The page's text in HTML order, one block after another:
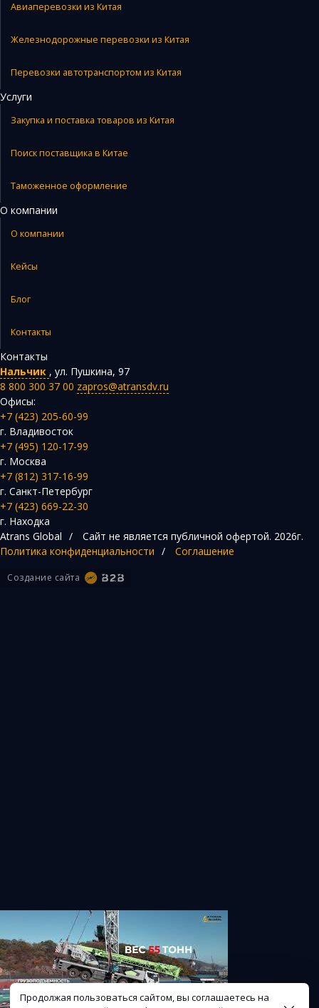
Авиаперевозки из Китая
Железнодорожные перевозки из Китая
Перевозки автотранспортом из Китая
Услуги
Закупка и поставка товаров из Китая
Поиск поставщика в Китае
Таможенное оформление
О компании
О компании
Кейсы
Блог
Контакты
Контакты
Нальчик , ул. Пушкина, 97
8 800 300 37 00 zapros@atransdv.ru
Офисы:
+7 (423) 205-60-99
г. Владивосток
+7 (495) 120-17-99
г. Москва
+7 (812) 317-16-99
г. Санкт-Петербург
+7 (423) 669-22-30
г. Находка
Atrans Global / Сайт не является публичной офертой. 2026г.
Политика конфиденциальности / Соглашение
Создание сайта
Продолжая пользоваться сайтом, вы соглашаетесь на